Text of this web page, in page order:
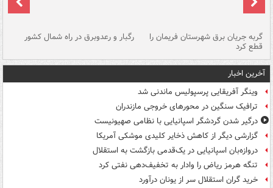
گربه جریان برق شهرستان فریمان را
قطع کرد
رگبار و رعدوبرق در راه شمال کشور
آخرین اخبار
وینگر آفریقایی پرسپولیس ماندنی شد
ترافیک سنگین در محورهای خروجی مازندران
درگیر شدن گردشگر اسپانیایی با نظامی صهیونیست
گزارشی دیگر از کاهش ذخایر کلیدی موشکی آمریکا
دروازه‌بان اسپانیایی در یک‌قدمی بازگشت به استقلال
تنگه هرمز ریاض را وادار به تخفیف‌دهی نفتی کرد
خرید گران استقلال سر از یونان درآورد